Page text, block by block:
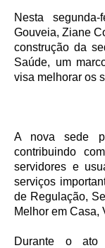
Nesta
Gouveia, Ziane
construção da
Saúde, um
visa melhorar os
A nova sede
contribuindo
servidores e
serviços
de Regulação,
Melhor em
Durante o ato